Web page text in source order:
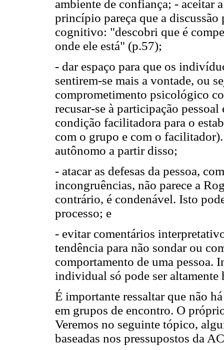
ambiente de confiança; - aceitar
princípio pareça que a
cognitivo: "descobri que é
onde ele está" (p.57);
- dar espaço para que os
sentirem-se mais a vontade, ou
comprometimento psicológico
recusar-se à participação
condição facilitadora para o
com o grupo e com o
autônomo a partir disso;
- atacar as defesas da pessoa,
incongruências, não parece a
contrário, é condenável. Isto
processo; e
- evitar comentários
tendência para não sondar ou
comportamento de uma pessoa.
individual só pode ser
É importante ressaltar que não
em grupos de encontro. O
Veremos no seguinte tópico,
baseadas nos pressupostos da